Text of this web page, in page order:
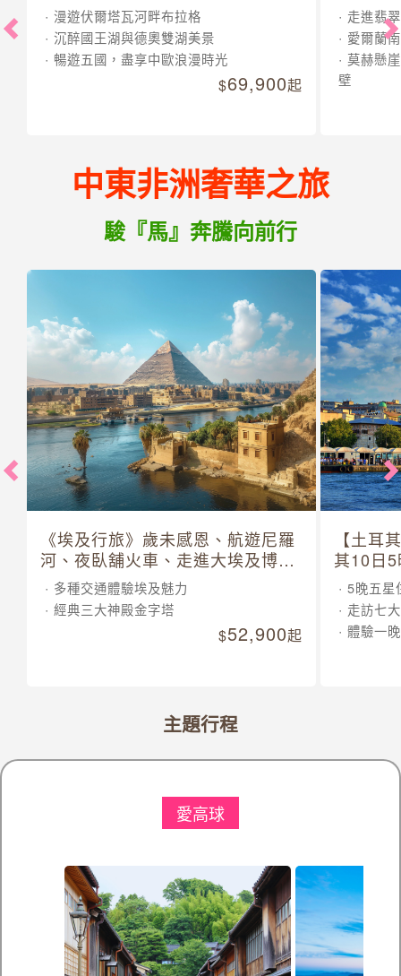
漫遊伏爾塔瓦河畔布拉格
沉醉國王湖與德奧雙湖美景
暢遊五國，盡享中歐浪漫時光
69,900起
走進翡
愛爾蘭
莫赫懸
壁
中東非洲奢華之旅
駿『馬』奔騰向前行
《埃及行旅》歲未感恩、航遊尼羅
河、夜臥舖火車、走進大埃及博物
館 10 日
多種交通體驗埃及魅力
經典三大神殿金字塔
52,900起
【土耳
其10日
5晚五星
走訪七
體驗一
愛高球
主題行程